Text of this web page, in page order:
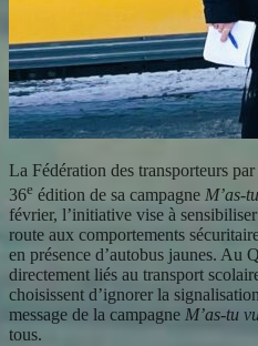
La Fédération des transporteurs
36e édition de sa campagne M’as-
février, l’initiative vise à
route aux comportements
en présence d’autobus jaunes. Au
directement liés au transport
choisissent d’ignorer la
message de la campagne M’as-tu
tous.